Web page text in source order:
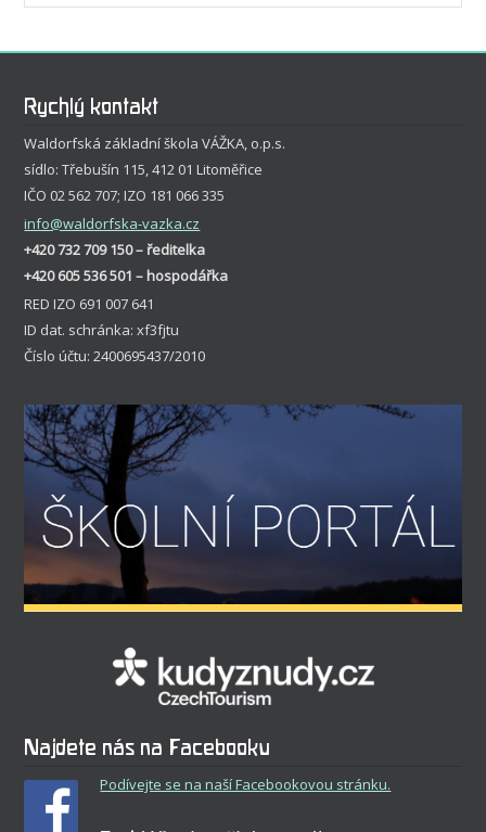
Rychlý kontakt
Waldorfská základní škola VÁŽKA, o.p.s.
sídlo: Třebušín 115, 412 01 Litoměřice
IČO 02 562 707; IZO 181 066 335
info@waldorfska-vazka.cz
+420 732 709 150 – ředitelka
+420 605 536 501 – hospodářka
RED IZO 691 007 641
ID dat. schránka: xf3fjtu
Číslo účtu: 2400695437/2010
Najdete nás na Facebooku
Podívejte se na naší Facebookovou stránku.